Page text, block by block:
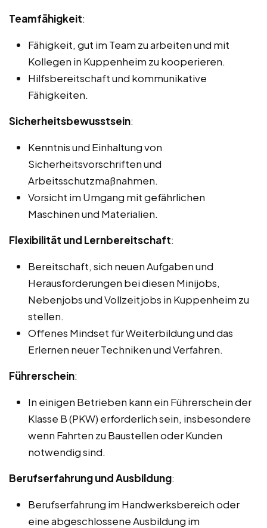
Teamfähigkeit:
Fähigkeit, gut im Team zu arbeiten und mit
Kollegen in Kuppenheim zu kooperieren.
Hilfsbereitschaft und kommunikative
Fähigkeiten.
Sicherheitsbewusstsein:
Kenntnis und Einhaltung von
Sicherheitsvorschriften und
Arbeitsschutzmaßnahmen.
Vorsicht im Umgang mit gefährlichen
Maschinen und Materialien.
Flexibilität und Lernbereitschaft:
Bereitschaft, sich neuen Aufgaben und
Herausforderungen bei diesen Minijobs,
Nebenjobs und Vollzeitjobs in Kuppenheim zu
stellen.
Offenes Mindset für Weiterbildung und das
Erlernen neuer Techniken und Verfahren.
Führerschein:
In einigen Betrieben kann ein Führerschein der
Klasse B (PKW) erforderlich sein, insbesondere
wenn Fahrten zu Baustellen oder Kunden
notwendig sind.
Berufserfahrung und Ausbildung:
Berufserfahrung im Handwerksbereich oder
eine abgeschlossene Ausbildung im